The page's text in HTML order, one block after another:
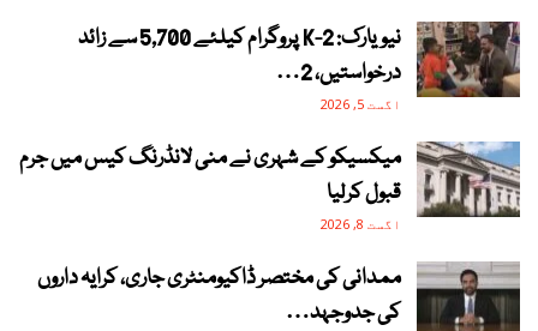
نیویارک: 2-K پروگرام کیلئے 5,700 سے زائد
درخواستیں، 2…
اگست 5, 2026
میکسیکو کے شہری نے منی لانڈرنگ کیس میں جرم
قبول کرلیا
اگست 8, 2026
ممدانی کی مختصر ڈاکیومنٹری جاری، کرایہ داروں
کی جدوجہد…